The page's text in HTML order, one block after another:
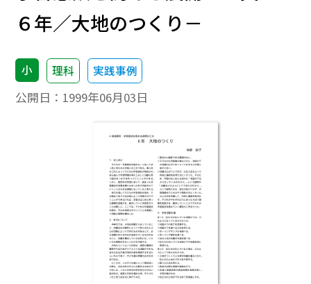
６年／大地のつくり－
小 理科 実践事例
公開日： 1999年06月03日